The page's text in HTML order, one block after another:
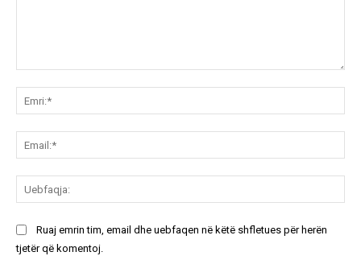
Ruaj emrin tim, email dhe uebfaqen në këtë shfletues për herën
tjetër që komentoj.